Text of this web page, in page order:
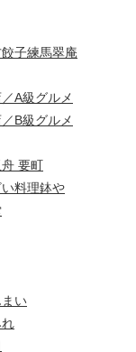
子練馬翠庵
A級グルメ
B級グルメ
要町
料理鉢や
い